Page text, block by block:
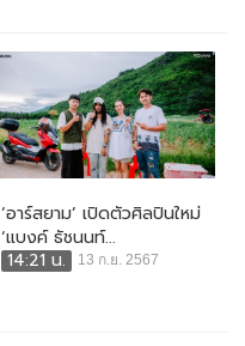
‘อาร์สยาม’ เปิดตัวศิลปินใหม่
‘แบงค์ ธัชนนท์...
14:21 น.
13 ก.ย. 2567